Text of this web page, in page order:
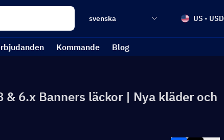
svenska US - USD
Kommande Blog
& 6.x Banners läckor | Nya kläder och